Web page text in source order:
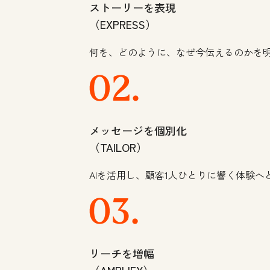
ストーリーを表現
（EXPRESS）
何を、どのように、なぜ今伝えるのかを
メッセージを個別化
（TAILOR）
AIを活用し、顧客1人ひとりに響く体験へ
リーチを増幅